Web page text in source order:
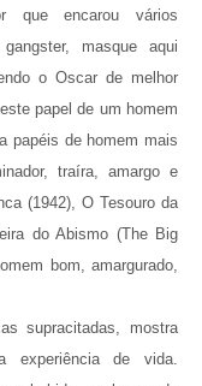
que encarou vários
masque aqui
o Oscar de melhor
papel de um homem
papéis de homem mais
traíra,amargo e
(1942), O Tesouro da
do Abismo (The Big
bom, amargurado,
supracitadas, mostra
experiência de vida.